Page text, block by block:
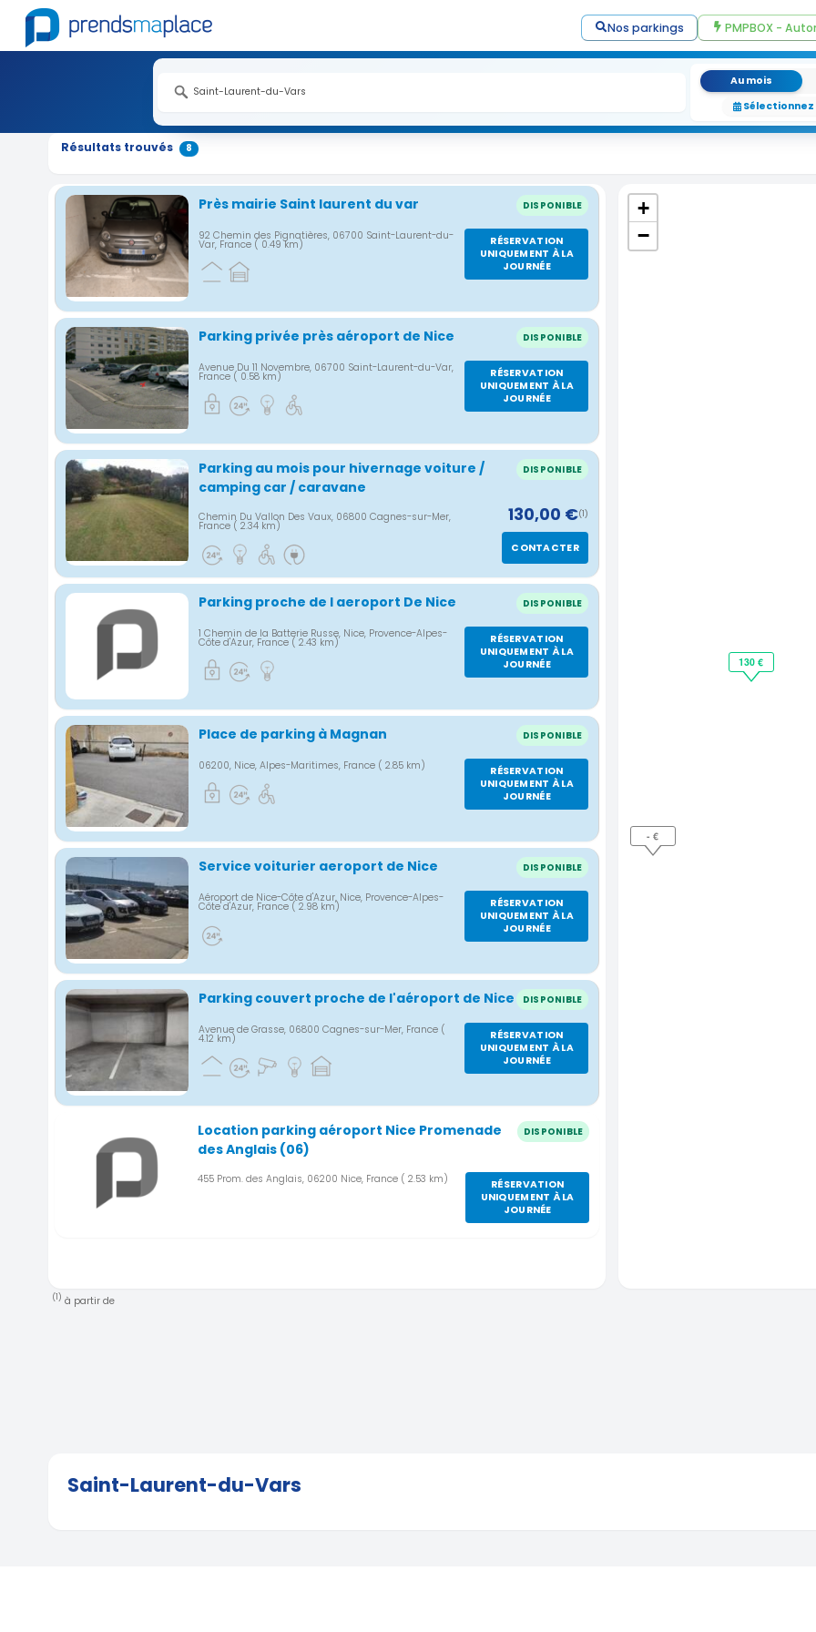
Nos parkings PMPBOX -
Au mois
Résultats trouvés 8
Nouveauté
Près mairie Saint laurent du var DISPONIBLE
92 Chemin des Pignatières, 06700 Saint-Laurent-du-
Var, France ( 0.49 km)
RÉSERVATION
UNIQUEMENT À LA
JOURNÉE
Nouveauté
Parking privée près aéroport de Nice DISPONIBLE
Avenue Du 11 Novembre, 06700 Saint-Laurent-du-Var,
France ( 0.58 km)
RÉSERVATION
UNIQUEMENT À LA
JOURNÉE
Nouveauté
Parking au mois pour hivernage voiture /
camping car / caravane
DISPONIBLE
Chemin Du Vallon Des Vaux, 06800 Cagnes-sur-Mer,
France ( 2.34 km)
130,00 €(1)
CONTACTER
Nouveauté
Parking proche de l aeroport De Nice DISPONIBLE
1 Chemin de la Batterie Russe, Nice, Provence-Alpes-
Côte d'Azur, France ( 2.43 km)
RÉSERVATION
UNIQUEMENT À LA
JOURNÉE
Nouveauté
Place de parking à Magnan DISPONIBLE
06200, Nice, Alpes-Maritimes, France ( 2.85 km)
RÉSERVATION
UNIQUEMENT À LA
JOURNÉE
Nouveauté
Service voiturier aeroport de Nice DISPONIBLE
Aéroport de Nice-Côte d'Azur, Nice, Provence-Alpes-
Côte d'Azur, France ( 2.98 km)
RÉSERVATION
UNIQUEMENT À LA
JOURNÉE
Nouveauté
Parking couvert proche de l'aéroport de Nice DISPONIBLE
Avenue de Grasse, 06800 Cagnes-sur-Mer, France (
4.12 km)
RÉSERVATION
UNIQUEMENT À LA
JOURNÉE
Location parking aéroport Nice Promenade
des Anglais (06)
DISPONIBLE
455 Prom. des Anglais, 06200 Nice, France ( 2.53 km)
RÉSERVATION
UNIQUEMENT À LA
JOURNÉE
130 €
- €
+
−
(1) à partir de
Saint-Laurent-du-Vars